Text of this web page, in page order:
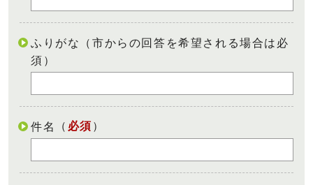
ふりがな（市からの回答を希望される場合は必
須）
件名 （ 必須 ）